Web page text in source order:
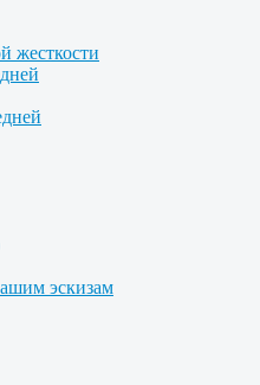
жесткости
эскизам